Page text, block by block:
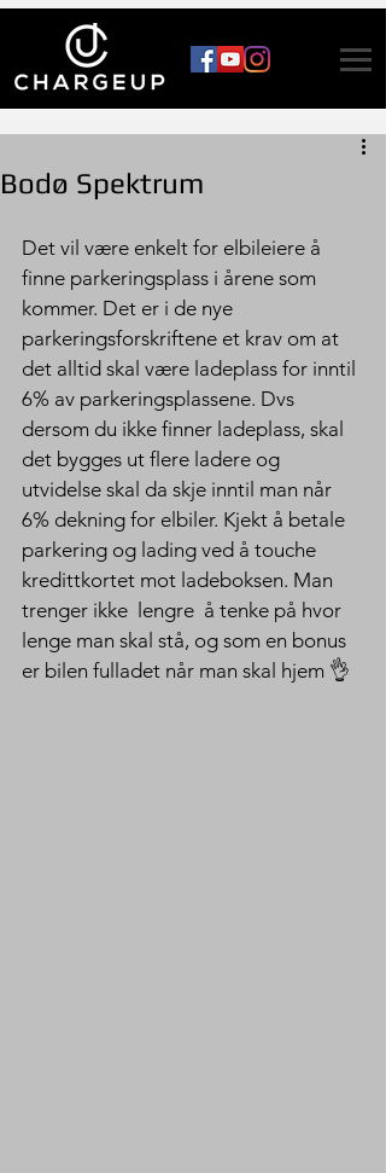
Bodø Spektrum
Det vil være enkelt for elbileiere å
finne parkeringsplass i årene som
kommer. Det er i de nye
parkeringsforskriftene et krav om at
det alltid skal være ladeplass for inntil
6% av parkeringsplassene. Dvs
dersom du ikke finner ladeplass, skal
det bygges ut flere ladere og
utvidelse skal da skje inntil man når
6% dekning for elbiler. Kjekt å betale
parkering og lading ved å touche
kredittkortet mot ladeboksen. Man
trenger ikke  lengre  å tenke på hvor
lenge man skal stå, og som en bonus
er bilen fulladet når man skal hjem 👌